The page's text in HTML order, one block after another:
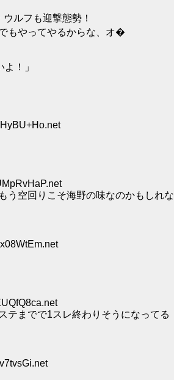
ルフも迎撃態勢！
もやってやるからな、オ�
！」
う空回りこそ海野の味なのかもしれな
テまでで1スレ終わりそうになってる